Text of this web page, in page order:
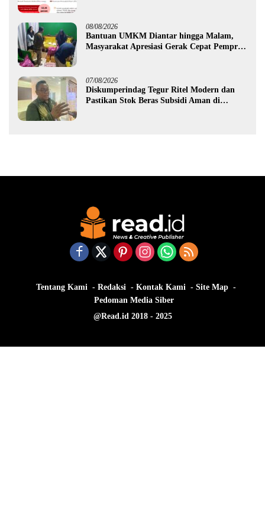
08/08/2026
Bantuan UMKM Diantar hingga Malam,
Masyarakat Apresiasi Gerak Cepat Pemprov
07/08/2026
Diskumperindag Tegur Ritel Modern dan
Pastikan Stok Beras Subsidi Aman di
Tentang Kami Redaksi Kontak Kami
Site Map
Pedoman Media Siber
@Read.id 2018 - 2025